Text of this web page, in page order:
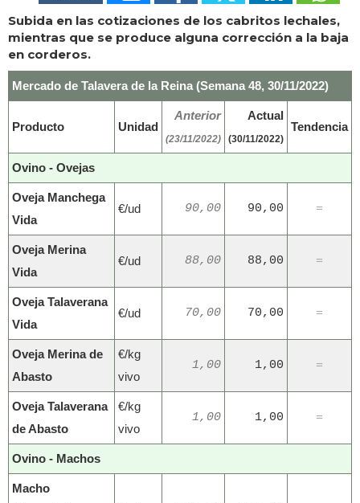
Subida en las cotizaciones de los cabritos lechales,
mientras que se produce alguna corrección a la baja
en corderos.
Mercado de Talavera de la Reina (Semana 48, 30/11/2022)
Producto Unidad
Anterior
(23/11/2022)
Actual
(30/11/2022)
Tendencia
Ovino - Ovejas
Oveja Manchega
Vida
€/ud 90,00 90,00 =
Oveja Merina
Vida
€/ud 88,00 88,00 =
Oveja Talaverana
Vida
€/ud 70,00 70,00 =
Oveja Merina de
Abasto
€/kg
vivo
1,00 1,00 =
Oveja Talaverana
de Abasto
€/kg
vivo
1,00 1,00 =
Ovino - Machos
Macho